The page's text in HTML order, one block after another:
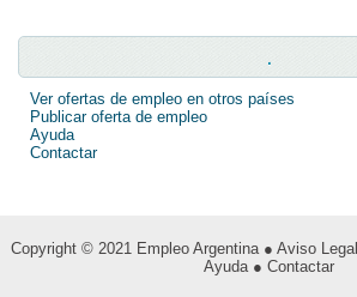
.
Ver ofertas de empleo en otros países
Publicar oferta de empleo
Ayuda
Contactar
Copyright © 2021 Empleo Argentina ● Aviso Legal
Ayuda ● Contactar